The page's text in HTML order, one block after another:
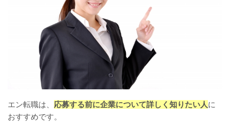
エン転職は、 応募する前に企業について詳しく知りたい人に
おすすめです。